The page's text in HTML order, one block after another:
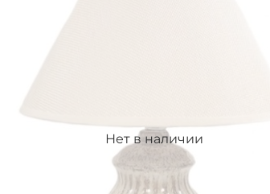
Нет в наличии